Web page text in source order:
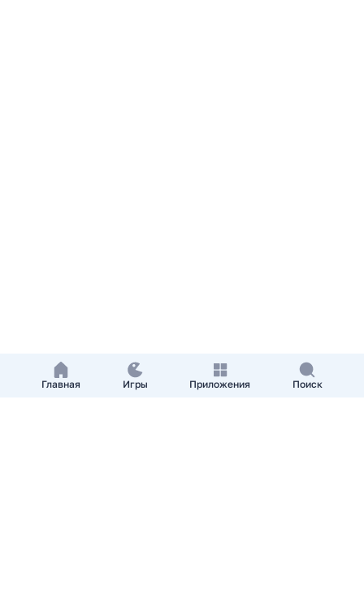
Главная Игры Приложения Поиск